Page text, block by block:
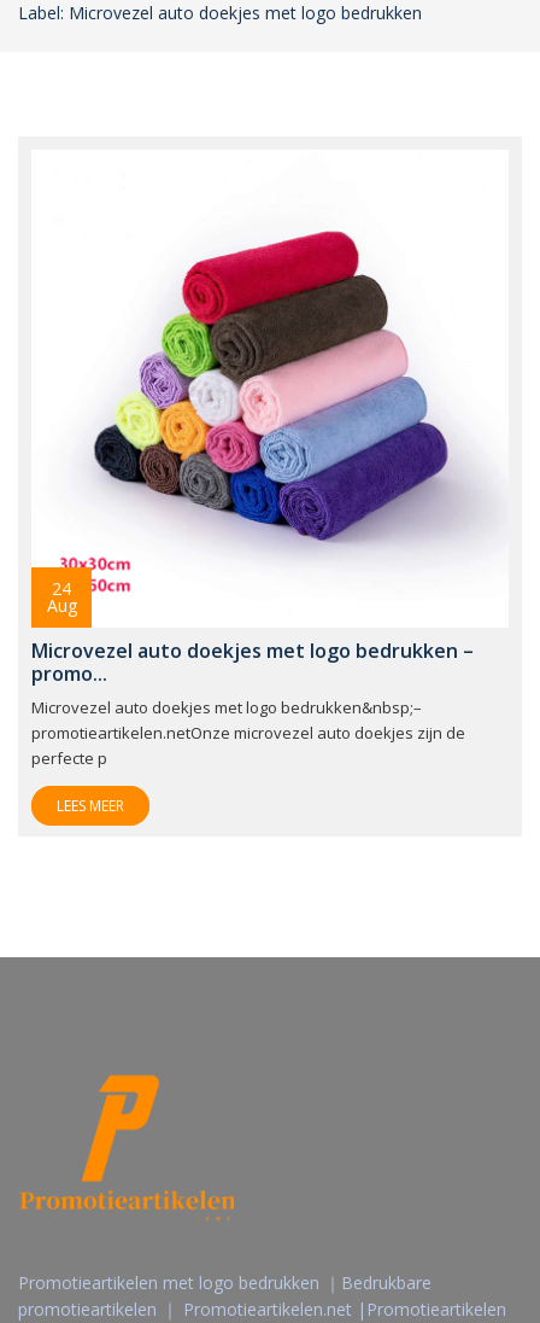
Label: Microvezel auto doekjes met logo bedrukken
24
Aug
Microvezel auto doekjes met logo bedrukken –
promo...
Microvezel auto doekjes met logo bedrukken&nbsp;–
promotieartikelen.netOnze microvezel auto doekjes zijn de
perfecte p
LEES MEER
Promotieartikelen met logo bedrukken ｜Bedrukbare
promotieartikelen ｜ Promotieartikelen.net |Promotieartikelen